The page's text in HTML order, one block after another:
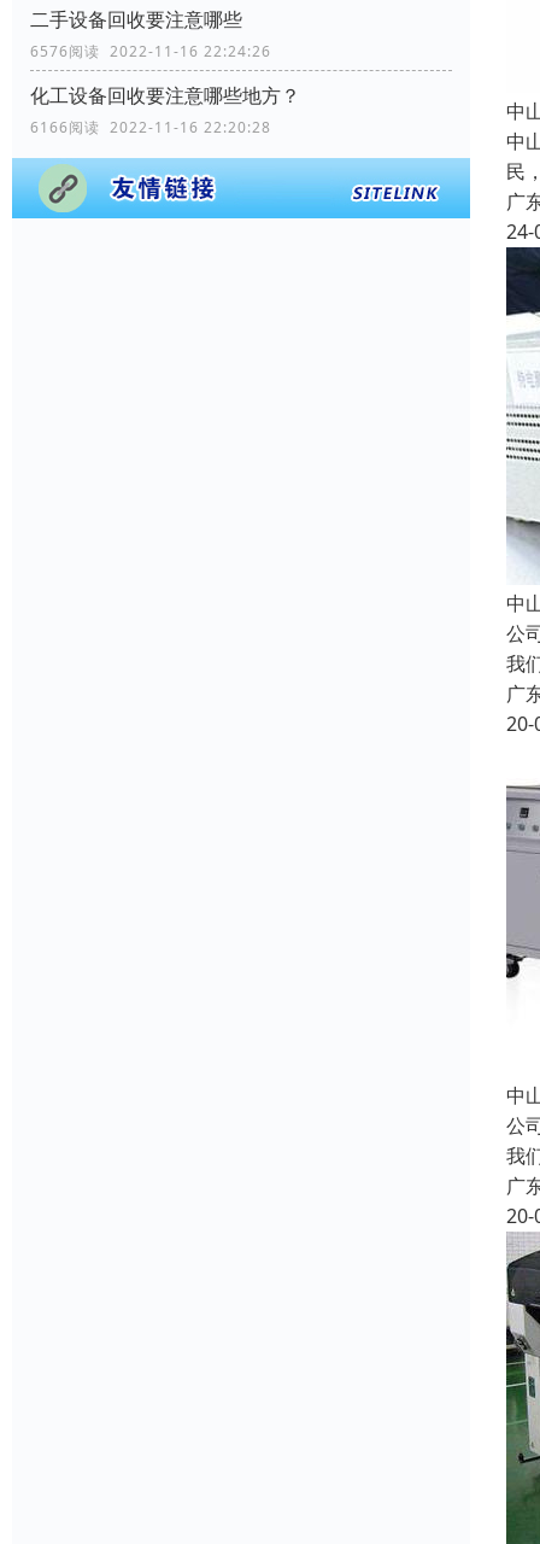
二手设备回收要注意哪些
6576阅读 2022-11-16 22:24:26
化工设备回收要注意哪些地方？
6166阅读 2022-11-16 22:20:28
中
中
民
广
24-
中
公
我
广
20-
中
公
我
广
20-